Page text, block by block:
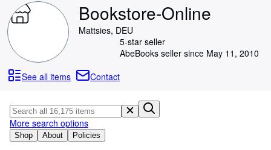
My Purchases
Advanced Search
Browse Collections
Art & Collectables
Textbooks
Bookstore-Online
Mattsies, DEU
5-star seller
AbeBooks seller since May 11, 2010
See all items
Contact
Shop About Policies
More search options